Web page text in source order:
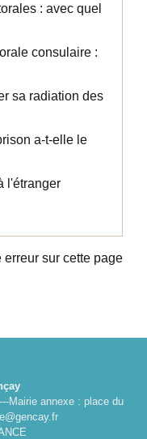
: avec quel
consulaire :
sa radiation des
a-t-elle le
l'étranger
erreur sur cette page
Mairie annexe : place du